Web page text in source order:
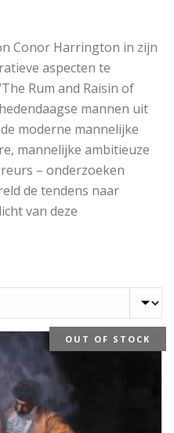
Conor Harrington in zijn
aspecten te
Rum and Raisin of
mannen uit
moderne mannelijke
mannelijke ambitieuze
– onderzoeken
de tendens naar
van deze
OUT OF STOCK